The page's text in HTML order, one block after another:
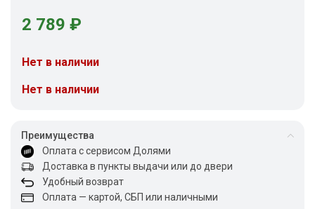
2 789 ₽
Нет в наличии
Нет в наличии
Преимущества
Оплата с сервисом Долями
Доставка в пункты выдачи или до двери
Удобный возврат
Оплата — картой, СБП или наличными